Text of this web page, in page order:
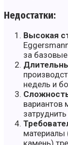
Недостатки:
Высокая
за
недель и
вариантов
материалы